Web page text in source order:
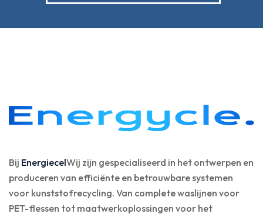
Bij EnergiecelWij zijn gespecialiseerd in het ontwerpen en
produceren van efficiënte en betrouwbare systemen
voor kunststofrecycling. Van complete waslijnen voor
PET-flessen tot maatwerkoplossingen voor het